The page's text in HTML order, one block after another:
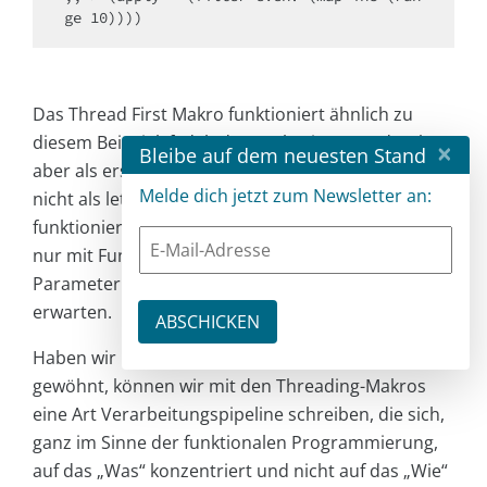
Das Thread First Makro funktioniert ähnlich zu
diesem Beispiel, fädelt den vorherigen Ausdruck
aber als ersten Parameter des nachfolgenden ein,
nicht als letzten. So simpel wie hier gezeigt,
funktionieren die Threading-Makros also jeweils
nur mit Funktionen, die die dynamischen
Parameter alle an der ersten oder letzten Stelle
erwarten.
Haben wir uns einmal an die Lesart dieser Makros
gewöhnt, können wir mit den Threading-Makros
eine Art Verarbeitungspipeline schreiben, die sich,
ganz im Sinne der funktionalen Programmierung,
auf das „Was“ konzentriert und nicht auf das „Wie“
Bleibe auf dem neuesten Stand ×
Melde dich jetzt zum Newsletter an: